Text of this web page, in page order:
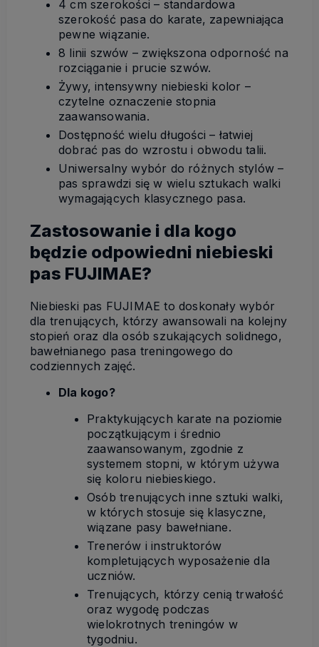
4 cm szerokości – standardowa
szerokość pasa do karate, zapewniająca
pewne wiązanie.
8 linii szwów – zwiększona odporność na
rozciąganie i prucie szwów.
Żywy, intensywny niebieski kolor –
czytelne oznaczenie stopnia
zaawansowania.
Dostępność wielu długości – łatwiej
dobrać pas do wzrostu i obwodu talii.
Uniwersalny wybór do różnych stylów –
pas sprawdzi się w wielu sztukach walki
wymagających klasycznego pasa.
Zastosowanie i dla kogo
będzie odpowiedni niebieski
pas FUJIMAE?
Niebieski pas FUJIMAE to doskonały wybór
dla trenujących, którzy awansowali na kolejny
stopień oraz dla osób szukających solidnego,
bawełnianego pasa treningowego do
codziennych zajęć.
Dla kogo?
Praktykujących karate na poziomie
początkującym i średnio
zaawansowanym, zgodnie z
systemem stopni, w którym używa
się koloru niebieskiego.
Osób trenujących inne sztuki walki,
w których stosuje się klasyczne,
wiązane pasy bawełniane.
Trenerów i instruktorów
kompletujących wyposażenie dla
uczniów.
Trenujących, którzy cenią trwałość
oraz wygodę podczas
wielokrotnych treningów w
tygodniu.